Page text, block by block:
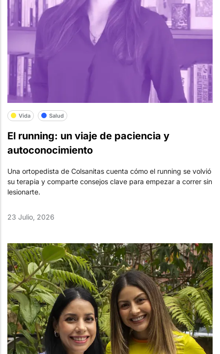
Vida Salud
El running: un viaje de paciencia y
autoconocimiento
Una ortopedista de Colsanitas cuenta cómo el running se volvió
su terapia y comparte consejos clave para empezar a correr sin
lesionarte.
23 Julio, 2026